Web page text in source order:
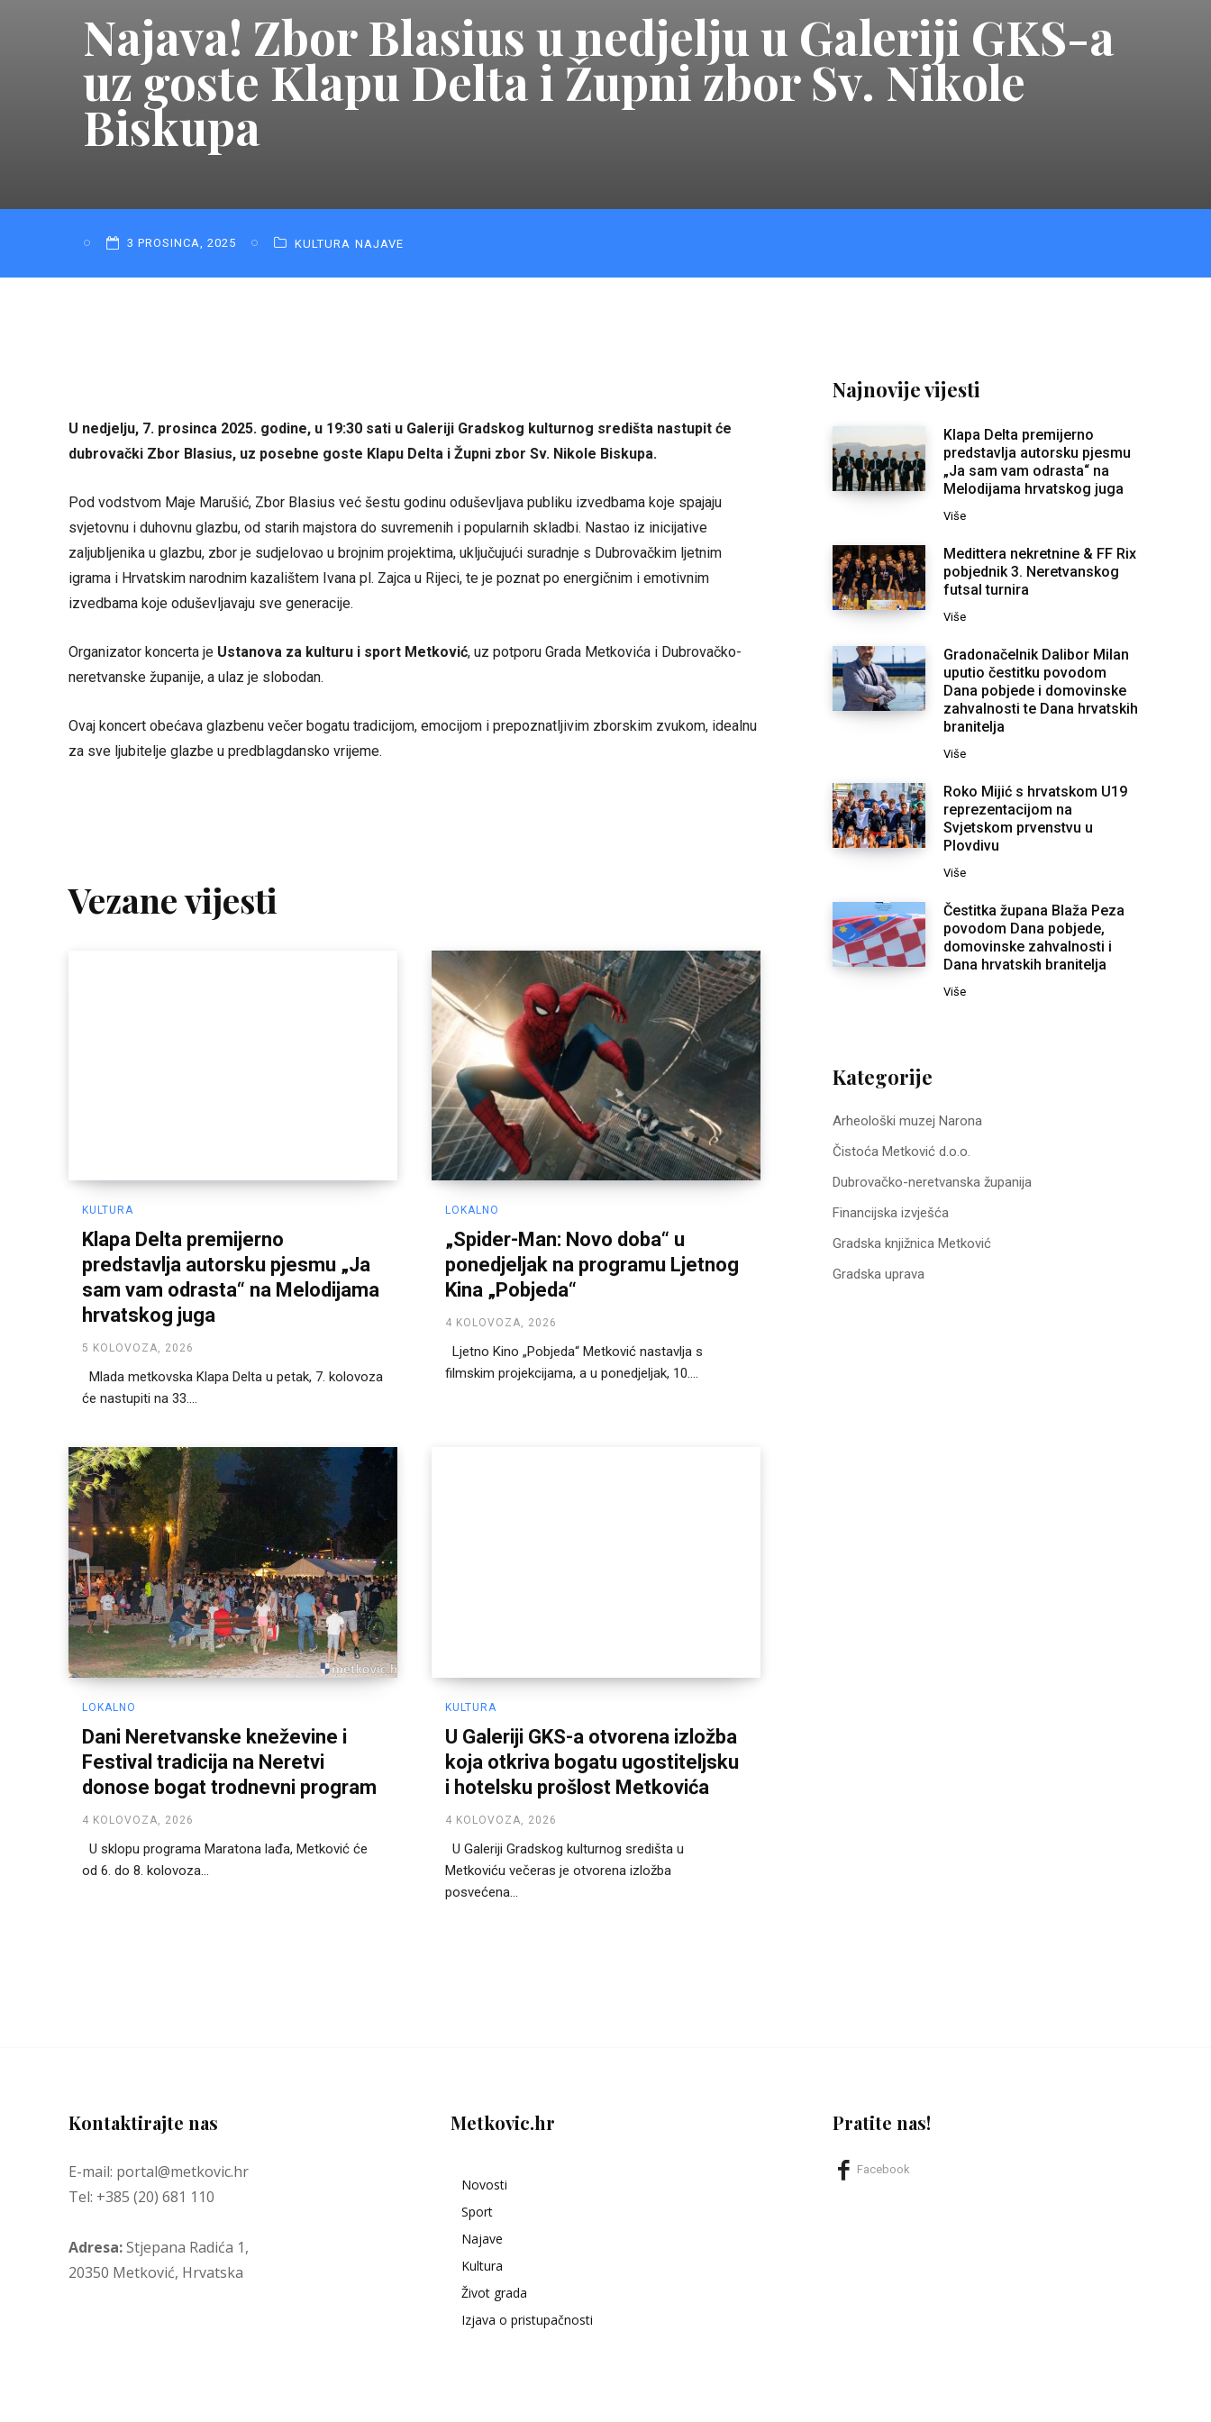
Najava! Zbor Blasius u nedjelju u Galeriji GKS-a
uz goste Klapu Delta i Župni zbor Sv. Nikole
Biskupa
3 PROSINCA, 2025 KULTURA NAJAVE
U nedjelju, 7. prosinca 2025. godine, u 19:30 sati u Galeriji Gradskog kulturnog središta nastupit će
dubrovački Zbor Blasius, uz posebne goste Klapu Delta i Župni zbor Sv. Nikole Biskupa.
Pod vodstvom Maje Marušić, Zbor Blasius već šestu godinu oduševljava publiku izvedbama koje spajaju
svjetovnu i duhovnu glazbu, od starih majstora do suvremenih i popularnih skladbi. Nastao iz inicijative
zaljubljenika u glazbu, zbor je sudjelovao u brojnim projektima, uključujući suradnje s Dubrovačkim ljetnim
igrama i Hrvatskim narodnim kazalištem Ivana pl. Zajca u Rijeci, te je poznat po energičnim i emotivnim
izvedbama koje oduševljavaju sve generacije.
Organizator koncerta je Ustanova za kulturu i sport Metković, uz potporu Grada Metkovića i Dubrovačko-
neretvanske županije, a ulaz je slobodan.
Ovaj koncert obećava glazbenu večer bogatu tradicijom, emocijom i prepoznatljivim zborskim zvukom, idealnu
za sve ljubitelje glazbe u predblagdansko vrijeme.
Vezane vijesti
KULTURA
Klapa Delta premijerno
predstavlja autorsku pjesmu „Ja
sam vam odrasta“ na Melodijama
hrvatskog juga
5 KOLOVOZA, 2026
Mlada metkovska Klapa Delta u petak, 7. kolovoza
će nastupiti na 33....
LOKALNO
„Spider-Man: Novo doba“ u
ponedjeljak na programu Ljetnog
Kina „Pobjeda“
4 KOLOVOZA, 2026
Ljetno Kino „Pobjeda“ Metković nastavlja s
filmskim projekcijama, a u ponedjeljak, 10....
LOKALNO
Dani Neretvanske kneževine i
Festival tradicija na Neretvi
donose bogat trodnevni program
4 KOLOVOZA, 2026
U sklopu programa Maratona lađa, Metković će
od 6. do 8. kolovoza...
KULTURA
U Galeriji GKS-a otvorena izložba
koja otkriva bogatu ugostiteljsku
i hotelsku prošlost Metkovića
4 KOLOVOZA, 2026
U Galeriji Gradskog kulturnog središta u
Metkoviću večeras je otvorena izložba
posvećena...
Najnovije vijesti
Klapa Delta premijerno
predstavlja autorsku pjesmu
„Ja sam vam odrasta“ na
Melodijama hrvatskog juga
Više
Medittera nekretnine & FF Rix
pobjednik 3. Neretvanskog
futsal turnira
Više
Gradonačelnik Dalibor Milan
uputio čestitku povodom
Dana pobjede i domovinske
zahvalnosti te Dana hrvatskih
branitelja
Više
Roko Mijić s hrvatskom U19
reprezentacijom na
Svjetskom prvenstvu u
Plovdivu
Više
Čestitka župana Blaža Peza
povodom Dana pobjede,
domovinske zahvalnosti i
Dana hrvatskih branitelja
Više
Kategorije
Arheološki muzej Narona
Čistoća Metković d.o.o.
Dubrovačko-neretvanska županija
Financijska izvješća
Gradska knjižnica Metković
Gradska uprava
Kontaktirajte nas
E-mail: portal@metkovic.hr
Tel: +385 (20) 681 110
Adresa:Stjepana Radića 1,
20350 Metković, Hrvatska
Metkovic.hr
Novosti
Sport
Najave
Kultura
Život grada
Izjava o pristupačnosti
Pratite nas!
Facebook